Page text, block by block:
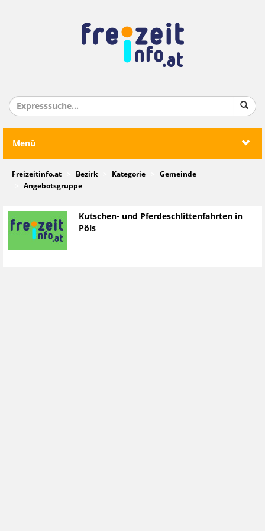
Menü
Freizeitinfo.at Bezirk Kategorie
Gemeinde
Angebotsgruppe
Kutschen- und Pferdeschlittenfahrten in
Pöls